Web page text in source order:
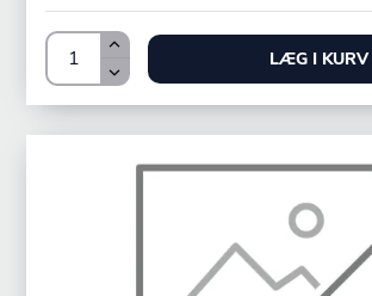
LÆG I KURV